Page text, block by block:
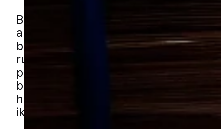
Borebiller kan gøre stor skade i træ,
angrebet får lov at udvikle sig over
bliver ofte først opdaget, når man ser
runde huller i træværk eller finder fint
på gulve, karme eller loftsrum. I en by
både ældre boliger og løbende
huse er det vigtigt at reagere tidligt,
ikke breder sig til flere